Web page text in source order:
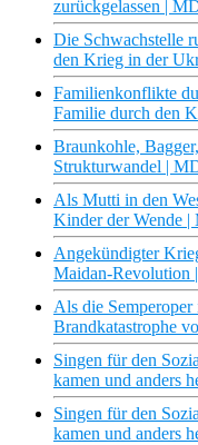
zurückgelassen |
Die Schwachstelle
den Krieg in der
Familienkonflikte
Familie durch den
Braunkohle,
Strukturwandel |
Als Mutti in den
Kinder der Wende
Angekündigter
Maidan-
Als die
Brandkatastrophe
Singen für den
kamen und anders
Singen für den
kamen und anders